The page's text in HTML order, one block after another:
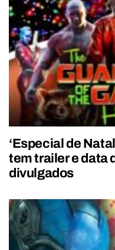
‘Especial de
tem trailer e data
divulgados